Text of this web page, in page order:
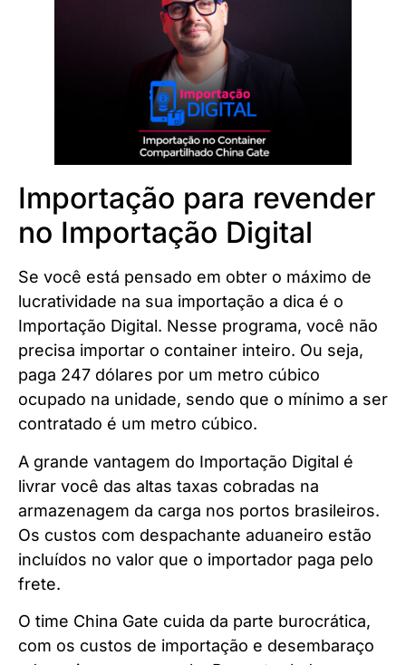
Importação para revender
no Importação Digital
Se você está pensado em obter o máximo de
lucratividade na sua importação a dica é o
Importação Digital. Nesse programa, você não
precisa importar o container inteiro. Ou seja,
paga 247 dólares por um metro cúbico
ocupado na unidade, sendo que o mínimo a ser
contratado é um metro cúbico.
A grande vantagem do Importação Digital é
livrar você das altas taxas cobradas na
armazenagem da carga nos portos brasileiros.
Os custos com despachante aduaneiro estão
incluídos no valor que o importador paga pelo
frete.
O time China Gate cuida da parte burocrática,
com os custos de importação e desembaraço